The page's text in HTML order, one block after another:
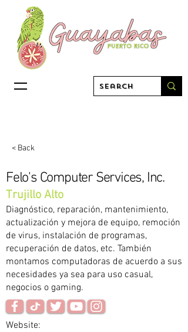
< Back
Felo's Computer Services, Inc.
Trujillo Alto
Diagnóstico, reparación, mantenimiento,
actualización y mejora de equipo, remoción
de virus, instalación de programas,
recuperación de datos, etc. También
montamos computadoras de acuerdo a sus
necesidades ya sea para uso casual,
negocios o gaming.
Website: